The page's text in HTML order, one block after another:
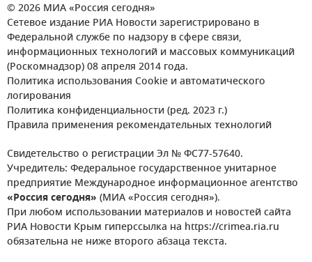
© 2026 МИА «Россия сегодня»
Сетевое издание РИА Новости зарегистрировано в
Федеральной службе по надзору в сфере связи,
информационных технологий и массовых коммуникаций
(Роскомнадзор) 08 апреля 2014 года.
Политика использования Cookie и автоматического
логирования
Политика конфиденциальности (ред. 2023 г.)
Правила применения рекомендательных технологий
Свидетельство о регистрации Эл № ФС77-57640.
Учредитель: Федеральное государственное унитарное
предприятие Международное информационное агентство
«Россия сегодня» (МИА «Россия сегодня»).
При любом использовании материалов и новостей сайта
РИА Новости Крым гиперссылка на https://crimea.ria.ru
обязательна не ниже второго абзаца текста.